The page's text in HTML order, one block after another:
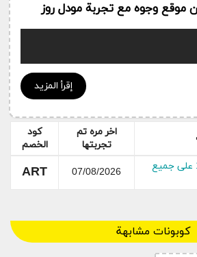
إقرأ المزيد
موقع وجوه مع تجربة مودل روز
اخر مره تم
تجربتها
كود
الخصم
كود خصم وجوه %10 على جميع
07/08/2026
ART
كوبونات مشابهة